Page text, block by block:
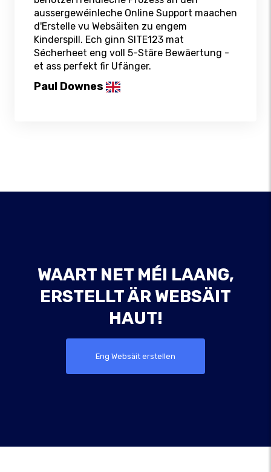
aussergewéinleche Online Support maachen
d'Erstelle vu Websäiten zu engem
Kinderspill. Ech ginn SITE123 mat
Sécherheet eng voll 5-Stäre Bewäertung -
et ass perfekt fir Ufänger.
Paul Downes
WAART NET MÉI LAANG,
ERSTELLT ÄR WEBSÄIT
HAUT!
Eng Websäit erstellen